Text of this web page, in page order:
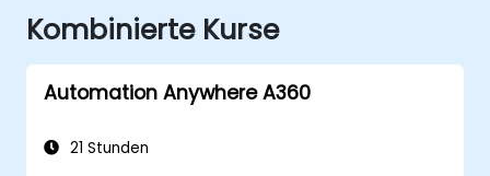
Kombinierte Kurse
Automation Anywhere A360
21 Stunden